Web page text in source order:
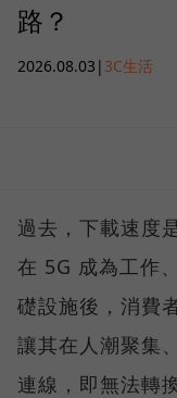
路？
2026.08.03 | 3C生活
過去，下載速度
在 5G 成為工作
礎設施後，消費
讓其在人潮聚集
連線，即無法轉